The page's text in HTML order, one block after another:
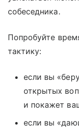
собеседника.
Попробуйте
тактику:
если вы
открытых
и покажет
если вы